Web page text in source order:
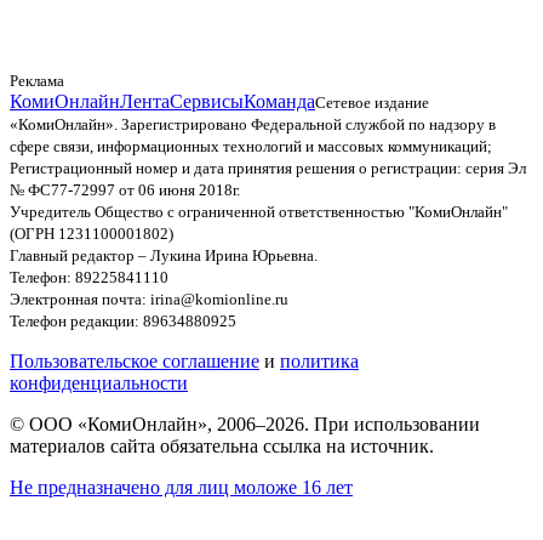
Реклама
КомиОнлайнЛентаСервисыКомандаСетевое издание
«КомиОнлайн». Зарегистрировано Федеральной службой по надзору в
сфере связи, информационных технологий и массовых коммуникаций;
Регистрационный номер и дата принятия решения о регистрации: серия Эл
№ ФС77-72997 от 06 июня 2018г.
Учредитель Общество с ограниченной ответственностью "КомиОнлайн"
(ОГРН 1231100001802)
Главный редактор – Лукина Ирина Юрьевна.
Телефон: 89225841110
Электронная почта: irina@komionline.ru
Телефон редакции: 89634880925
Пользовательское соглашение и политика
конфиденциальности
© ООО «КомиОнлайн», 2006–2026. При использовании
материалов сайта обязательна ссылка на источник.
Не предназначено для лиц моложе 16 лет